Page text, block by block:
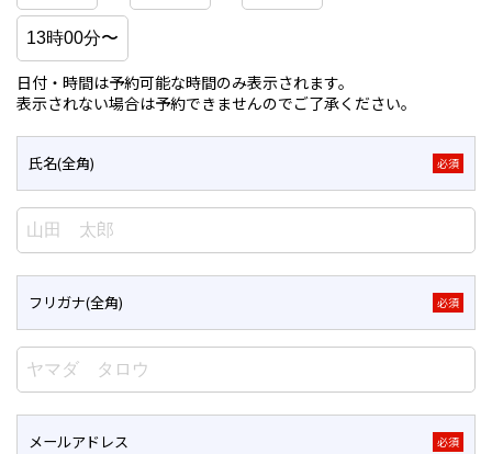
日付・時間は予約可能な時間のみ表示されます。
表示されない場合は予約できませんのでご了承ください。
氏名(全角) 必須
フリガナ(全角) 必須
メールアドレス 必須